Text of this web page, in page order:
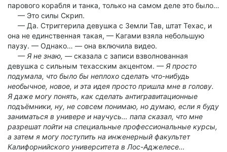
парового корабля и танка, только на самом деле это было…
— Это силы Скрип.
— Да. Стриггерила девушка с Земли Тав, штат Техас, и
она не единственная такая, — Кагами взяла небольшую
паузу. — Однако… — она включила видео.
— Я не знаю, — сказала с записи взволнованная
девушка с сильным техасским акцентом. — Я просто
подумала, что было бы неплохо сделать что-нибудь
необычное, новое, и эта идея просто пришла мне в голову.
Я даже могу понять, как сделать антигравитационные
подъёмники, ну, не совсем понимаю, но думаю, если я буду
заниматься в универе и научусь… папа сказал, что мне
разрешат пойти на специальные профессиональные курсы,
а затем я могу поступить на инженерный факультет
Калифорнийского университета в Лос-Аджелесе…